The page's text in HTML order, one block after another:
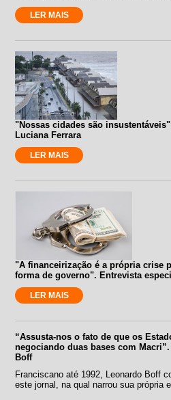
LER MAIS
"Nossas cidades são
Luciana Ferrara
LER MAIS
"A financeirização é a própria crise
forma de governo". Entrevista
LER MAIS
“Assusta-nos o fato de que os
negociando duas bases com
Boff
Franciscano até 1992, Leonardo Boff
este jornal, na qual narrou sua própria